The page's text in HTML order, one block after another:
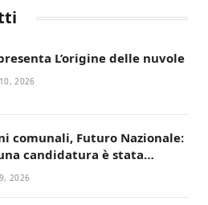
presenta L’origine delle nuvole
2026
comunali, Futuro Nazionale:
candidatura è stata
decisa”
2026